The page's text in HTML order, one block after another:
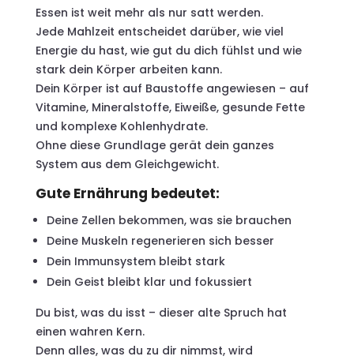
Essen ist weit mehr als nur satt werden.
Jede Mahlzeit entscheidet darüber, wie viel
Energie du hast, wie gut du dich fühlst und wie
stark dein Körper arbeiten kann.
Dein Körper ist auf Baustoffe angewiesen – auf
Vitamine, Mineralstoffe, Eiweiße, gesunde Fette
und komplexe Kohlenhydrate.
Ohne diese Grundlage gerät dein ganzes
System aus dem Gleichgewicht.
Gute Ernährung bedeutet:
Deine Zellen bekommen, was sie brauchen
Deine Muskeln regenerieren sich besser
Dein Immunsystem bleibt stark
Dein Geist bleibt klar und fokussiert
Du bist, was du isst – dieser alte Spruch hat
einen wahren Kern.
Denn alles, was du zu dir nimmst, wird